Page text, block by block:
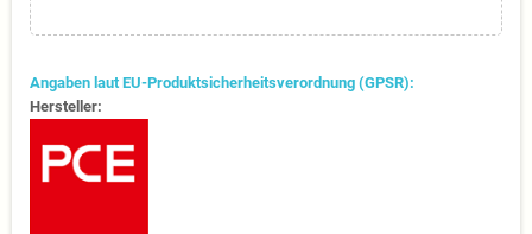
Angaben laut EU-Produktsicherheitsverordnung (GPSR):
Hersteller: